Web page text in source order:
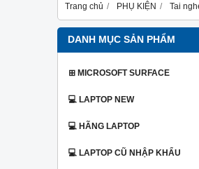
Trang chủ PHỤ KIỆN Tai
DANH MỤC SẢN PHẨM
⊞ MICROSOFT SURFACE
💻 LAPTOP NEW
💻 HÃNG LAPTOP
💻 LAPTOP CŨ NHẬP KHẨU